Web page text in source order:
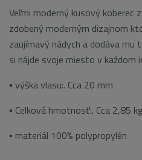
Veľmi moderný kusový koberec
zdobený moderným dizajnom
zaujímavý nádych a dodáva mu
si nájde svoje miesto v každom
▪ výška vlasu:. Cca 20 mm
▪ Celková hmotnosť:. Cca 2,85
▪ materiál 100% polypropylén